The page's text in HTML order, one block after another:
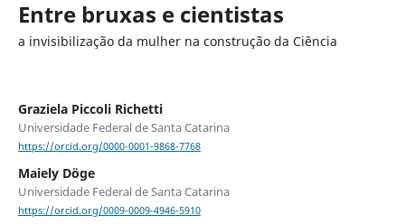
Entre bruxas e cientistas
a invisibilização da mulher na construção da Ciência
Graziela Piccoli Richetti
Universidade Federal de Santa Catarina
https://orcid.org/0000-0001-9868-7768
Maiely Döge
Universidade Federal de Santa Catarina
https://orcid.org/0009-0009-4946-5910